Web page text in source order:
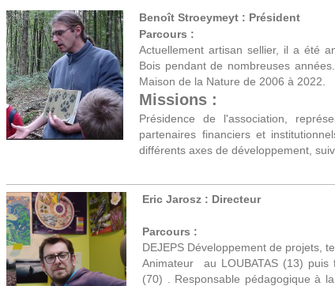
Benoît Stroeymeyt : Président
Parcours :
Actuellement artisan sellier, il a été
Bois pendant de nombreuses
Maison de la Nature de 2006 à 2022.
Missions :
Présidence de l'association,
partenaires financiers et
différents axes de développement,
Eric Jarosz : Directeur
Parcours :
DEJEPS Développement de projets,
Animateur au LOUBATAS (13) puis
(70) . Responsable pédagogique à